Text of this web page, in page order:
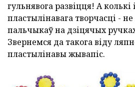
гульнявога развіцця! А колькі
пластылінавага творчасці - не
пальчыкаў на дзіцячых
Звернемся да такога віду
пластылінавы жывапіс.